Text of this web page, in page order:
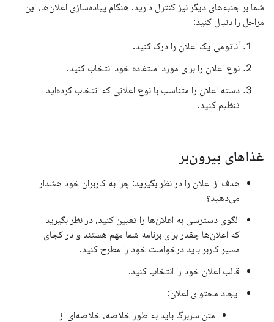
شما بر جنبه‌های دیگر نیز کنترل دارید. هنگام پیاده‌سازی اعلان‌ها، این
مراحل را دنبال کنید:
آناتومی یک اعلان را درک کنید.
نوع اعلان را برای مورد استفاده خود انتخاب کنید.
دسته اعلان را متناسب با نوع اعلانی که انتخاب کرده‌اید
تنظیم کنید.
غذاهای بیرون‌بر
هدف از اعلان را در نظر بگیرید: چرا به کاربران خود هشدار
می‌دهید؟
الگوی دسترسی به اعلان‌ها را تعیین کنید، در نظر بگیرید
که اعلان‌ها چقدر برای برنامه شما مهم هستند و در کجای
مسیر کاربر باید درخواست خود را مطرح کنید.
قالب اعلان خود را انتخاب کنید.
ایجاد محتوای اعلان:
متن سربرگ باید به طور خلاصه، خلاصه‌ای از